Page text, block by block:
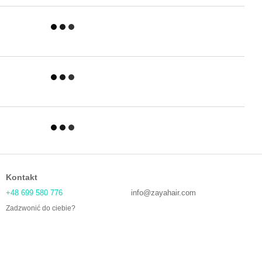
Kontakt
+48 699 580 776
Zadzwonić do ciebie?
info@zayahair.com